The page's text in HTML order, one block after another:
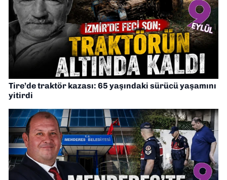
Tire’de traktör kazası: 65 yaşındaki sürücü yaşamını
yitirdi